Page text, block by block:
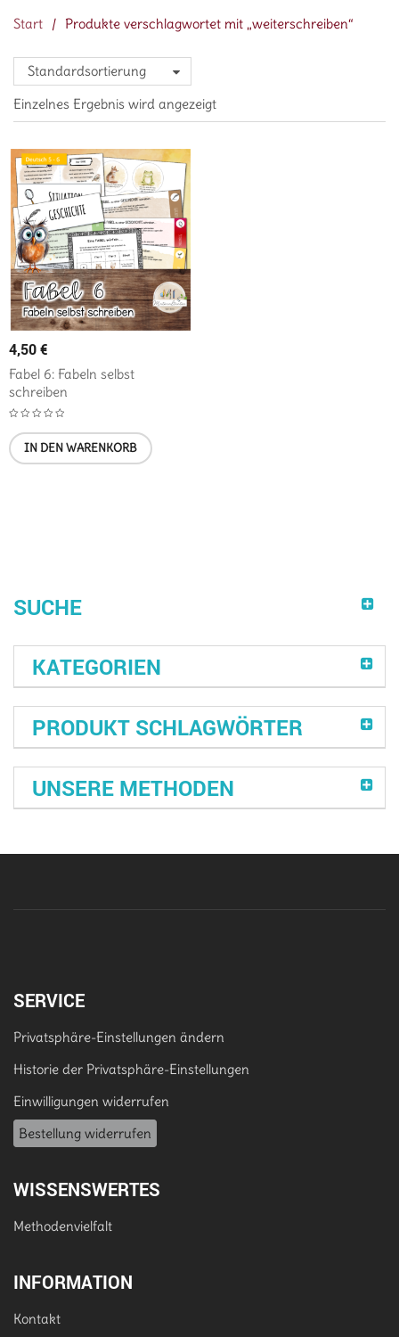
Start / Produkte verschlagwortet mit „weiterschreiben“
SUCHE
KATEGORIEN
PRODUKT SCHLAGWÖRTER
UNSERE METHODEN
Standardsortierung
Einzelnes Ergebnis wird angezeigt
4,50€
Fabel 6: Fabeln selbst
schreiben
IN DEN WARENKORB
SERVICE
Privatsphäre-Einstellungen ändern
Historie der Privatsphäre-Einstellungen
Einwilligungen widerrufen
Bestellung widerrufen
WISSENSWERTES
Methodenvielfalt
INFORMATION
Kontakt